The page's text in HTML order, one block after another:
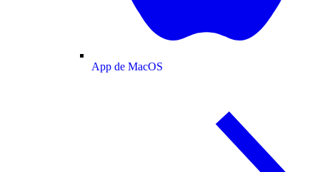
App de MacOS